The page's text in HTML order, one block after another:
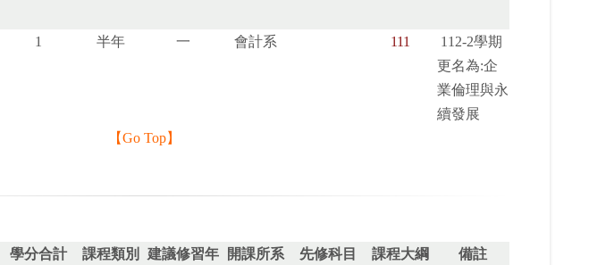
1 半年 一 會計系 111
112-2學期
更名為:企
業倫理與永
續發展
【Go Top】
學分合計 課程類別
建議修習年
開課所系 先修科目 課程大綱 備註